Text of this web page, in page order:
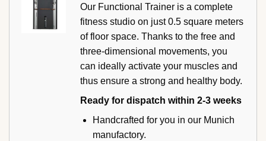
Our Functional Trainer is a complete
fitness studio on just 0.5 square meters
of floor space. Thanks to the free and
three-dimensional movements, you
can ideally activate your muscles and
thus ensure a strong and healthy body.
Ready for dispatch within 2-3 weeks
Handcrafted for you in our Munich
manufactory.